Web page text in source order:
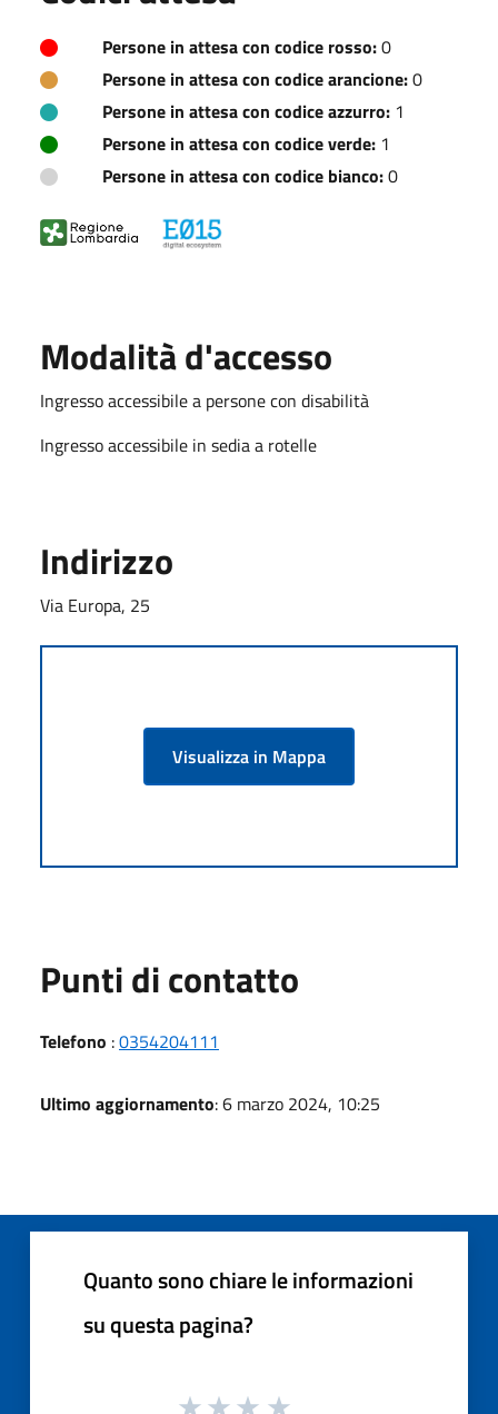
Persone in attesa con codice rosso:0
Persone in attesa con codice arancione:0
Persone in attesa con codice azzurro: 1
Persone in attesa con codice verde: 1
Persone in attesa con codice bianco:0
Modalità d'accesso
Ingresso accessibile a persone con disabilità
Ingresso accessibile in sedia a rotelle
Indirizzo
Via Europa, 25
Visualizza in Mappa
Punti di contatto
Telefono :0354204111
Ultimo aggiornamento: 6 marzo 2024, 10:25
Quanto sono chiare le informazioni
su questa pagina?